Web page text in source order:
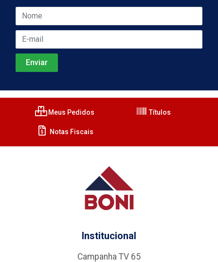
Meus Pedidos Títulos
Notas Fiscais
Institucional
Campanha TV 65